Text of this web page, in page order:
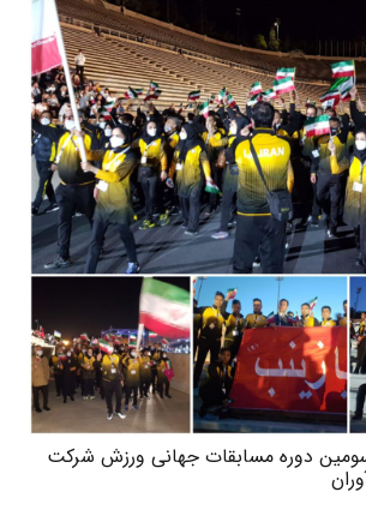
از سومین دوره مسابقات جهانی ورزش شرکت